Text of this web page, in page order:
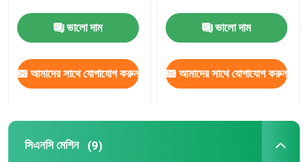
সিএনসি মেশিন
রোবট লিনিয়ার ট্র্যাক
রোবট প্রতিরক্ষামূলক কভার
ভালো দাম
আমাদের সাথে যোগাযোগ করুন
ভালো দাম
আমাদের সাথে যোগাযোগ করুন
সিএনসি মেশিন (9)